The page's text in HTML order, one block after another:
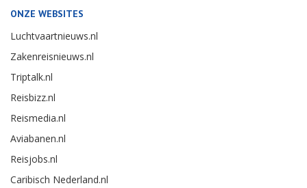
ONZE WEBSITES
Luchtvaartnieuws.nl
Zakenreisnieuws.nl
Triptalk.nl
Reisbizz.nl
Reismedia.nl
Aviabanen.nl
Reisjobs.nl
Caribisch Nederland.nl